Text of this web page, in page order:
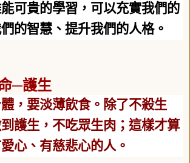
可貴的學習，可以充實我們的
的智慧、提升我們的人格。
─護生
，要淡薄飲食。除了不殺生
護生，不吃眾生肉；這樣才算
心、有慈悲心的人。